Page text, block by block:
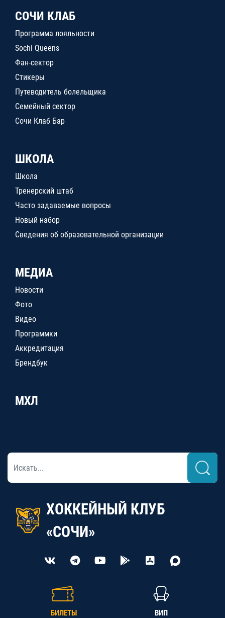
СОЧИ КЛАБ
Программа лояльности
Sochi Queens
Фан-сектор
Стикеры
Путеводитель болельщика
Семейный сектор
Сочи Клаб Бар
ШКОЛА
Школа
Тренерский штаб
Часто задаваемые вопросы
Новый набор
Сведения об образовательной организации
МЕДИА
Новости
Фото
Видео
Программки
Аккредитация
Брендбук
МХЛ
ХОККЕЙНЫЙ КЛУБ
«СОЧИ»
БИЛЕТЫ ВИП